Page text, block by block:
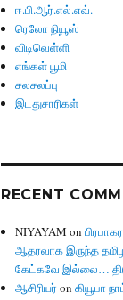
ஈ.பி.ஆர்.எல்.எவ்.
ரெலோ நியூஸ்
விடிவெள்ளி
எங்கள் பூமி
சலசலப்பு
இடதுசாரிகள்
RECENT
NIYAYAM on
ஆதரவாக இருந்த
கேட்கவே இல்லை…
ஆசிரியர் onகியூபா